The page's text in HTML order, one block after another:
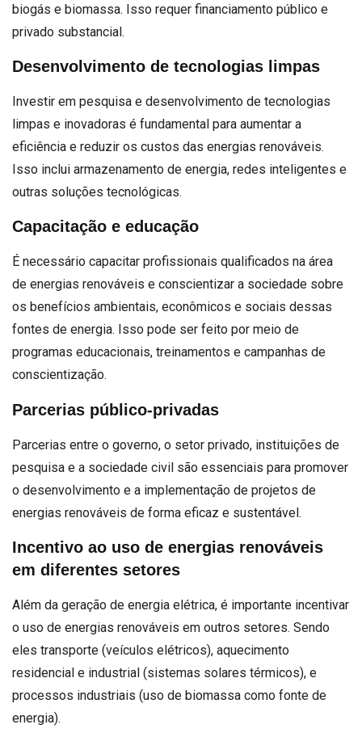
biogás e biomassa. Isso requer financiamento público e
privado substancial.
Desenvolvimento de tecnologias limpas
Investir em pesquisa e desenvolvimento de tecnologias
limpas e inovadoras é fundamental para aumentar a
eficiência e reduzir os custos das energias renováveis.
Isso inclui armazenamento de energia, redes inteligentes e
outras soluções tecnológicas.
Capacitação e educação
É necessário capacitar profissionais qualificados na área
de energias renováveis e conscientizar a sociedade sobre
os benefícios ambientais, econômicos e sociais dessas
fontes de energia. Isso pode ser feito por meio de
programas educacionais, treinamentos e campanhas de
conscientização.
Parcerias público-privadas
Parcerias entre o governo, o setor privado, instituições de
pesquisa e a sociedade civil são essenciais para promover
o desenvolvimento e a implementação de projetos de
energias renováveis de forma eficaz e sustentável.
Incentivo ao uso de energias renováveis
em diferentes setores
Além da geração de energia elétrica, é importante incentivar
o uso de energias renováveis em outros setores. Sendo
eles transporte (veículos elétricos), aquecimento
residencial e industrial (sistemas solares térmicos), e
processos industriais (uso de biomassa como fonte de
energia).